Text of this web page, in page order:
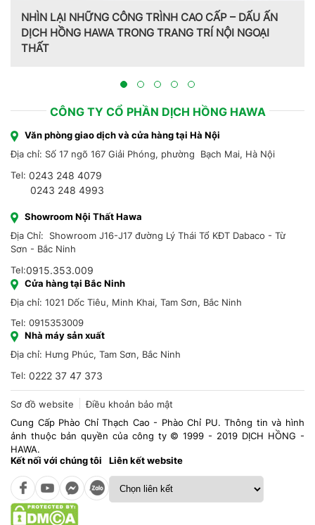
NHÌN LẠI NHỮNG CÔNG TRÌNH CAO CẤP – DẤU ẤN
DỊCH HỒNG HAWA TRONG TRANG TRÍ NỘI NGOẠI
THẤT
CÔNG TY CỔ PHẦN DỊCH HỒNG HAWA
Văn phòng giao dịch và cửa hàng tại Hà Nội
Địa chỉ: Số 17 ngõ 167 Giải Phóng, phường Bạch Mai, Hà Nội
Tel: 0243 248 4079
0243 248 4993
Showroom Nội Thất Hawa
Địa Chỉ: Showroom J16-J17 đường Lý Thái Tổ KĐT Dabaco - Từ
Sơn - Bắc Ninh
Tel:0915.353.009
Cửa hàng tại Bắc Ninh
Địa chỉ: 1021 Dốc Tiêu, Minh Khai, Tam Sơn, Bắc Ninh
Tel: 0915353009
Nhà máy sản xuất
Địa chỉ: Hưng Phúc, Tam Sơn, Bắc Ninh
Tel: 0222 37 47 373
Sơ đồ website
Điều khoản bảo mật
Cung Cấp Phào Chỉ Thạch Cao - Phào Chỉ PU. Thông tin và hình
ảnh thuộc bản quyền của công ty © 1999 - 2019 DỊCH HỒNG -
HAWA.
Kết nối với chúng tôi
Liên kết website